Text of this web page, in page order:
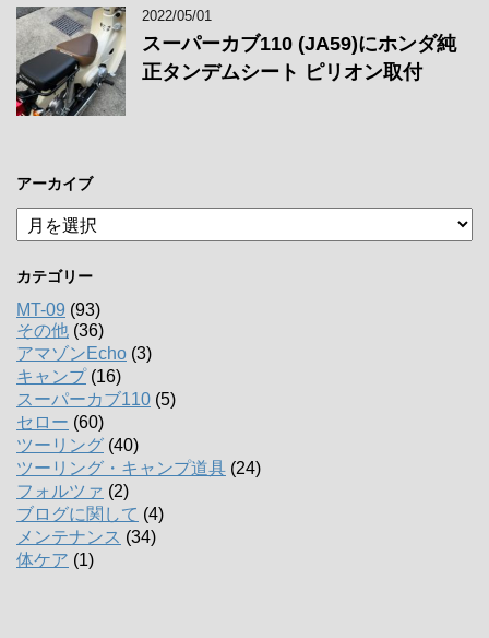
2022/05/01
スーパーカブ110 (JA59)にホンダ純
正タンデムシート ピリオン取付
アーカイブ
ア
ー
イ
ブ
カテゴリー
MT-09 (93)
その他 (36)
アマゾンEcho (3)
キャンプ(16)
スーパーカブ110 (5)
セロー (60)
ツーリング (40)
ツーリング・キャンプ道具 (24)
フォルツァ (2)
ブログに関して (4)
メンテナンス (34)
体ケア (1)